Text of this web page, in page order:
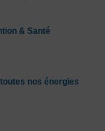
& Santé
nos énergies